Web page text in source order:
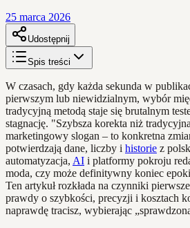
25 marca 2026
Udostępnij
Spis treści
W czasach, gdy każda sekunda w
pierwszym lub niewidzialnym, wybór
tradycyjną metodą staje się brutalnym
stagnację. "Szybsza korekta niż
marketingowy slogan – to konkretna
potwierdzają dane, liczby i historie z
automatyzacja, AI i platformy pokroju
moda, czy może definitywny koniec
Ten artykuł rozkłada na czynniki
prawdy o szybkości, precyzji i kosztach
naprawdę tracisz, wybierając